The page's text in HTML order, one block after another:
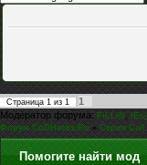
Страница 1 из 1
1
Модератор форума: FiLLiN,
Форум CoDHacks.Ru » Серия Call
Помогите найти мод